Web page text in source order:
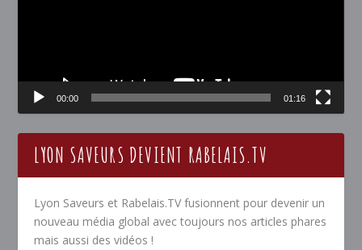
00:00 01:16
LYON SAVEURS DEVIENT RABELAIS.TV
Lyon Saveurs et Rabelais.TV fusionnent pour devenir un
nouveau média global avec toujours nos articles phares
mais aussi des vidéos !